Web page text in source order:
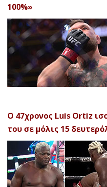
100%»
Ο 47χρονος Luis Ortiz
του σε μόλις 15